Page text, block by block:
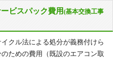
ビスパック費用 (基本交換工事
クル法による処分が義務付けら
ための費用（既設のエアコン取